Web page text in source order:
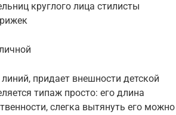
круглого лица стилисты
придает внешности детской
типаж просто: его длина
слегка вытянуть его можно